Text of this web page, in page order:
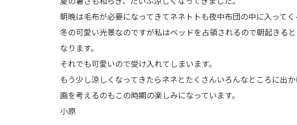
朝晩は毛布が必要になってきてネネトトも夜中布団の中に入ってく
冬の可愛い光景なのですが私はベッドを占領されるので朝起きる
なります。
それでも可愛いので受け入れてしまいます。
もう少し涼しくなってきたらネネとたくさんいろんなところに出
画を考えるのもこの時期の楽しみになっています。
小原